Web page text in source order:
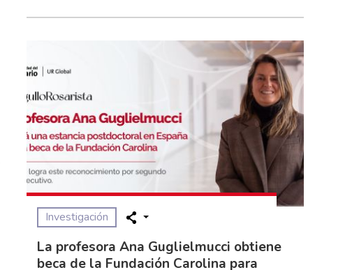
Investigación
La profesora Ana Guglielmucci obtiene
beca de la Fundación Carolina para